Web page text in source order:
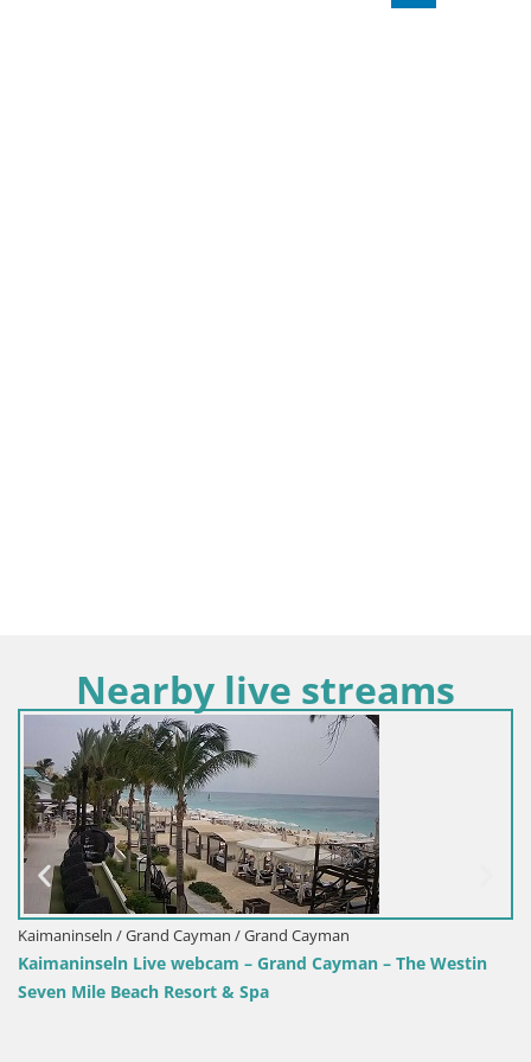
Nearby live streams
Kaimaninseln / Grand Cayman / Grand Cayman
Kaimaninseln Live webcam – Grand Cayman – The Westin
Seven Mile Beach Resort & Spa